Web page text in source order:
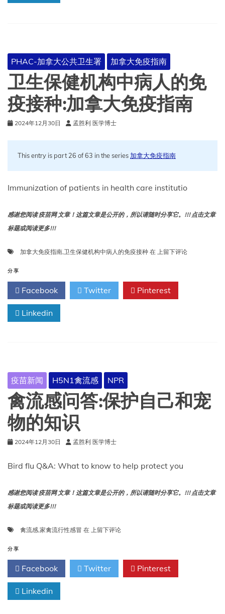
术
咨
询
小
组
第
十
议
PHAC-加拿大公共卫生署 加拿大免疫指南
卫生保健机构中病人的免
疫接种:加拿大免疫指南
2024年12月30日 孟胜利 医学博士
This entry is part 26 of 63 in the series 加拿大免疫指南
Immunization of patients in health care institutio
感谢您阅读 疫苗网 文章！这篇文章是公开的，所以请随时分享它。!!! 点击文章
标题或阅读更多!!!
加拿大免疫指南,卫生保健机构中病人的免疫接种 在 卫
健
机
构
加
拿
上留下评论
分享
Facebook Twitter Pinterest
Linkedin
疫苗新闻 H5N1禽流感 NPR
禽流感问答:保护自己和宠
物的知识
2024年12月30日 孟胜利 医学博士
Bird flu Q&A: What to know to help protect you
感谢您阅读 疫苗网 文章！这篇文章是公开的，所以请随时分享它。!!! 点击文章
标题或阅读更多!!!
禽流感,家禽流行性感冒 在 禽
问
答:
保
上留下评论
分享
Facebook Twitter Pinterest
Linkedin